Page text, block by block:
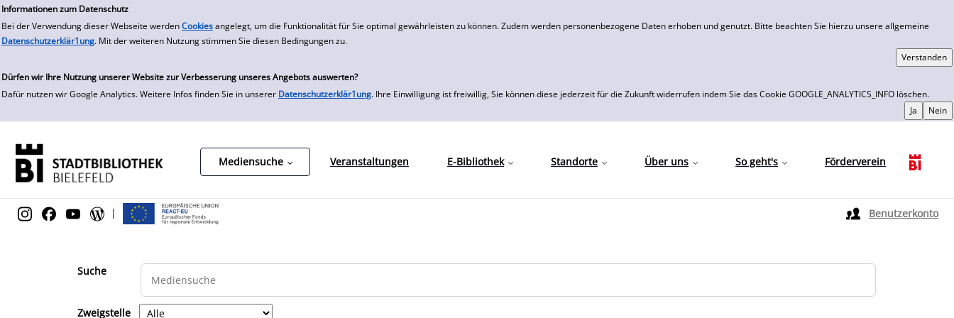
Informationen zum Datenschutz
Bei der Verwendung dieser Webseite werden Cookies angelegt, um die Funktionalität für Sie optimal gewährleisten zu können. Zudem werden personenbezogene Daten erhoben und genutzt. Bitte beachten Sie hierzu unsere allgemeine
Datenschutzerklär1ung. Mit der weiteren Nutzung stimmen Sie diesen Bedingungen zu.
Dürfen wir Ihre Nutzung unserer Website zur Verbesserung unseres Angebots auswerten?
Dafür nutzen wir Google Analytics. Weitere Infos finden Sie in unserer Datenschutzerklär1ung. Ihre Einwilligung ist freiwillig, Sie können diese jederzeit für die Zukunft widerrufen indem Sie das Cookie GOOGLE_ANALYTICS_INFO löschen.
zur Navigation springen
zum Inhalt springen
Mediensuche Veranstaltungen E-Bibliothek Standorte Über uns So geht's Förderverein
| Benutzerkonto
Sprache auswählen
Suche
Zweigstelle